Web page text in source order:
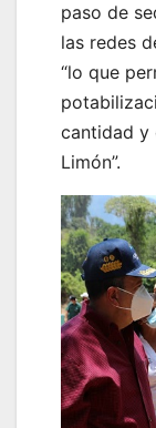
paso de
las redes
“lo que
cantidad y
Limón”.